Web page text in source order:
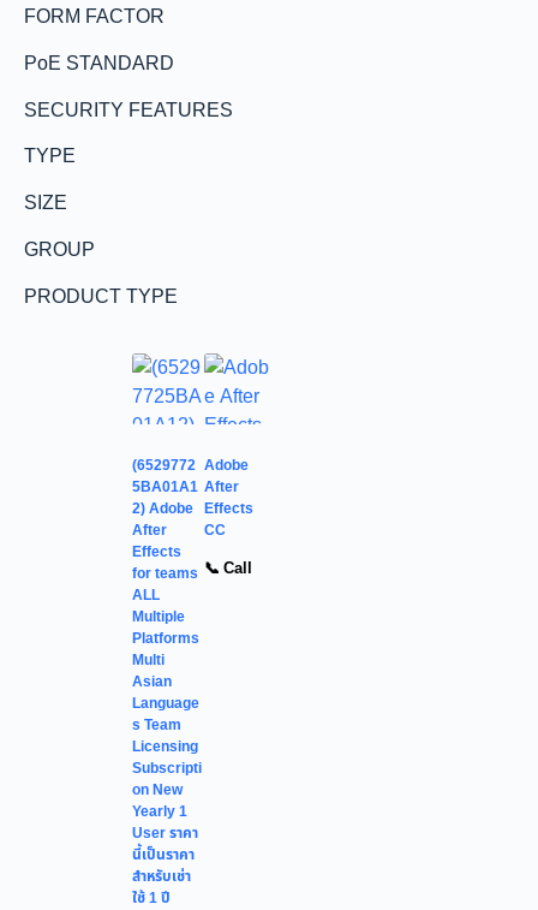
FORM FACTOR
PoE STANDARD
SECURITY FEATURES
TYPE
SIZE
GROUP
PRODUCT TYPE
(6529772
5BA01A1
2) Adobe
After
Effects
for teams
ALL
Multiple
Platforms
Multi
Asian
Language
s Team
Licensing
Subscripti
on New
Yearly 1
User ราคา
นี้เป็นราคา
สำหรับเช่า
ใช้ 1 ปี
Adobe
After
Effects
CC
📞 Call